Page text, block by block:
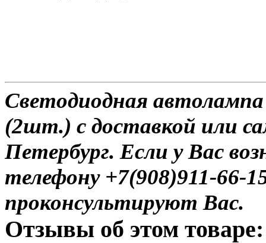
Светодиодная
(2шт.) с доставкой или
Петербург. Если у Вас
телефону +7(908)911-
проконсультируют Вас.
Отзывы об этом товаре: